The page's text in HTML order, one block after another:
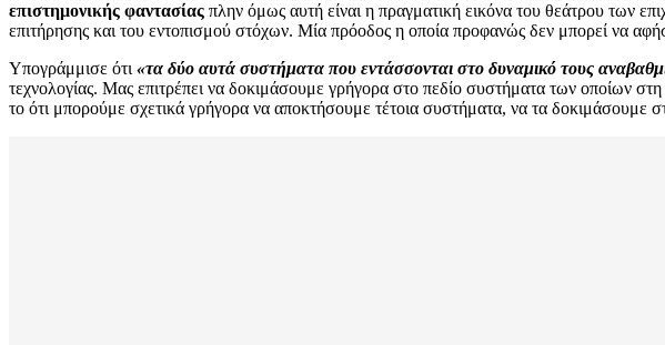
επιστημονικής φαντασίας πλην όμως αυτή είναι η πραγματική εικόνα του θεάτρου των
επιτήρησης και του εντοπισμού στόχων. Μία πρόοδος η οποία προφανώς δεν μπορεί να
Υπογράμμισε ότι «τα δύο αυτά συστήματα που εντάσσονται στο δυναμικό τους
τεχνολογίας. Μας επιτρέπει να δοκιμάσουμε γρήγορα στο πεδίο συστήματα των οποίων
το ότι μπορούμε σχετικά γρήγορα να αποκτήσουμε τέτοια συστήματα, να τα